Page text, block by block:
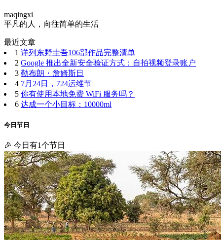
maqingxi
平凡的人，向往简单的生活
最近文章
1 详列东野圭吾106部作品完整清单
2 Google 推出全新安全验证方式：自拍视频登录账户
3 勒布朗・詹姆斯日
4 7月24日，724运维节
5 你有使用本地免费 WiFi 服务吗？
6 达成一个小目标：10000ml
今日节日
🎉 今日有1个节日